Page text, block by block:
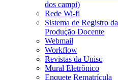
dos campi)
Rede Wi-fi
Sistema de Registro da
Produção Docente
Webmail
Workflow
Revistas da Unisc
Mural Eletrônico
Enquete Rematrícula